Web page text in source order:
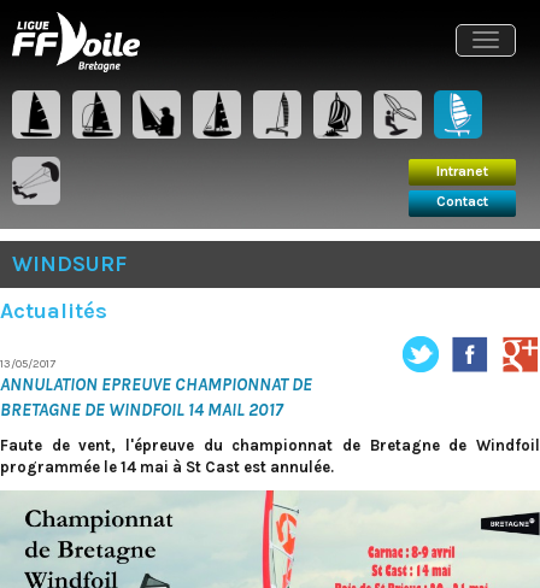
WINDSURF
Actualités
13/05/2017
ANNULATION EPREUVE CHAMPIONNAT DE
BRETAGNE DE WINDFOIL 14 MAIL 2017
Faute de vent, l'épreuve du championnat de Bretagne de Windfoil
programmée le 14 mai à St Cast est annulée.
Intranet
Contact
Intranet
Toggle